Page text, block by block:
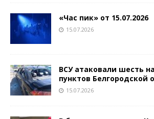
«Час пик» от 15.07.2026
15.07.2026
ВСУ атаковали шесть
пунктов Белгородской
15.07.2026